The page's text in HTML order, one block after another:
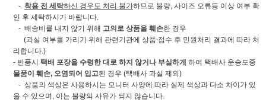
- 착용 전 세탁하신 경우도 처리 불가하므로 불량, 사이즈 오류등 이상 여부 확
인 후 세탁하시기 바랍니다.
- 배송비를 내지 않기 위해 고의로 상품을 훼손한 경우
(과실 여부를 가리기 위해 관련기관에 상품 접수 후 민원처리 결과에 따라 처
리합니다.)
- 반품시 택배 포장을 수령한 대로 하지 않거나 부실하게 하여 택배사 운송도중
물품이 훼손, 오염되어 입고된 경우 (택배사 과실 제외)
- 상품의 색상은 사용하시는 모니터 사양에 따라 실제 색상과 다소 차이가 있
을 수 있으며, 이는 불량의 사유가 되지 않습니다.